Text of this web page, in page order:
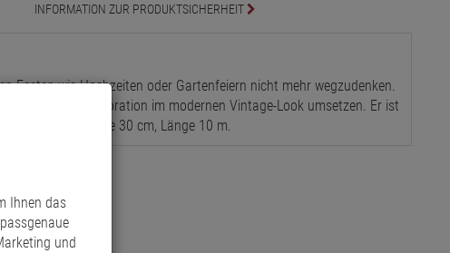
INFORMATION ZUR PRODUKTSICHERHEIT
Festen wie Hochzeiten oder Gartenfeiern nicht mehr wegzudenken.
eine Dekoration im modernen Vintage-Look umsetzen. Er ist
geeignet. Breite 30 cm, Länge 10 m.
Ihnen das
und